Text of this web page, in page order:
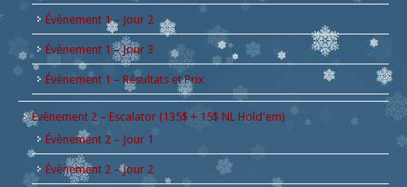
Évènement 1 – Jour 2
Évènement 1 – Jour 3
Évènement 1 – Résultats et Prix
Évènement 2 – Escalator (135$ + 15$ NL Hold'em)
Évènement 2 – Jour 1
Évènement 2 – Jour 2